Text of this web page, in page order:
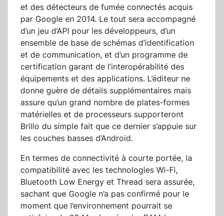
et des détecteurs de fumée connectés acquis
par Google en 2014. Le tout sera accompagné
d’un jeu d’API pour les développeurs, d’un
ensemble de base de schémas d’identification
et de communication, et d’un programme de
certification garant de l’interopérabilité des
équipements et des applications. L’éditeur ne
donne guère de détails supplémentaires mais
assure qu’un grand nombre de plates-formes
matérielles et de processeurs supporteront
Brillo du simple fait que ce dernier s’appuie sur
les couches basses d’Android.
En termes de connectivité à courte portée, la
compatibilité avec les technologies Wi-Fi,
Bluetooth Low Energy et Thread sera assurée,
sachant que Google n’a pas confirmé pour le
moment que l’environnement pourrait se